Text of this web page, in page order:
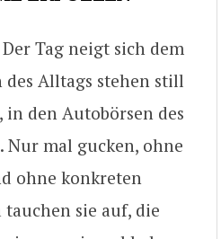
Tag neigt sich dem
Alltags stehen still
den Autobörsen des
Nur mal gucken, ohne
ohne konkreten
sie auf, die